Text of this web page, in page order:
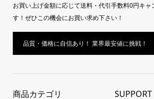
お買い上げ金額に応じて送料・代引手数料0円キ
す！ぜひこの機会にお買い求め下さい！
品質・価格に自信あり！ 業界最安値に挑戦！
商品カテゴリ SUPPORT